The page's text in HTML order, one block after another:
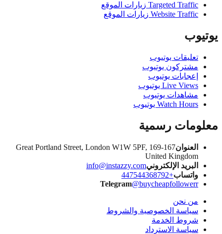
Targeted Traffic زيارات الموقع
Website Traffic زيارات الموقع
تعليقات يوتيوب
مشتركون يوتيوب
إعجابات يوتيوب
Live Views يوتيوب
مشاهدات يوتيوب
Watch Hours يوتيوب
رسمية
العنوان
167-169 Great Portland Street, London W1W 5PF,
United Kingdom
البريد الإلكترونيinfo@instazzy.com
واتساب +447544368792
Telegram@buycheapfollowerr
من نحن
سياسة الخصوصية والشروط
شروط الخدمة
سياسة الاسترداد